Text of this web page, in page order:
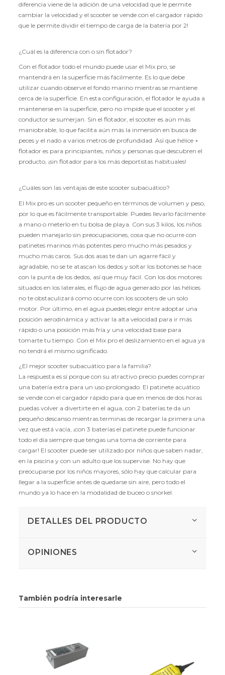
diferencia viene de la adición de una velocidad que le permite
cambiar la velocidad y el scooter se vende con el cargador rápido
que le permite dividir el tiempo de carga de la batería por 2!
¿Cuál es la diferencia con o sin flotador?
Con el flotador todo el mundo puede usar el Mix pro, se
mantendrá en la superficie más fácilmente. Es lo que debe
utilizar cuando observe el fondo marino mientras se mantiene
cerca de la superficie. En esta configuración, el flotador le ayuda a
mantenerse en la superficie, pero no impide que el scooter y el
conductor se sumerjan. Sin el flotador, el scooter es aún más
maniobrable, lo que facilita aún más la inmersión en busca de
peces y el nado a varios metros de profundidad. Así que hélice +
flotador es para principiantes, niños y personas que descubren el
producto, ¡sin flotador para los más deportistas habituales!
¿Cuáles son las ventajas de este scooter subacuático?
El Mix pro es un scooter pequeño en términos de volumen y peso,
por lo que es fácilmente transportable. Puedes llevarlo fácilmente
a mano o meterlo en tu bolsa de playa. Con sus 3 kilos, los niños
pueden manejarlo sin preocupaciones, cosa que no ocurre con
patinetes marinos más potentes pero mucho más pesados y
mucho más caros. Sus dos asas te dan un agarre fácil y
agradable, no se te atascan los dedos y soltar los botones se hace
con la punta de los dedos, así que muy fácil. Con los dos motores
situados en los laterales, el flujo de agua generado por las hélices
no te obstaculizará como ocurre con los scooters de un solo
motor. Por último, en el agua puedes elegir entre adoptar una
posición aerodinámica y activar la alta velocidad para ir más
rápido o una posición más fría y una velocidad base para
tomarte tu tiempo. Con el Mix pro el deslizamiento en el agua ya
no tendrá el mismo significado.
¿El mejor scooter subacuático para la familia?
La respuesta es sí porque con su atractivo precio puedes comprar
una batería extra para un uso prolongado. El patinete acuático
se vende con el cargador rápido para que en menos de dos horas
puedas volver a divertirte en el agua, con 2 baterías te da un
pequeño descanso mientras terminas de recargar la primera una
vez que está vacía, ¡con 3 baterías el patinete puede funcionar
todo el día siempre que tengas una toma de corriente para
cargar! El scooter puede ser utilizado por niños que saben nadar,
en la piscina y con un adulto que los supervise. No hay que
preocuparse por los niños mayores, sólo hay que calcular para
llegar a la superficie antes de quedarse sin aire, pero todo el
mundo ya lo hace en la modalidad de buceo o snorkel.
DETALLES DEL PRODUCTO
OPINIONES
También podría interesarle